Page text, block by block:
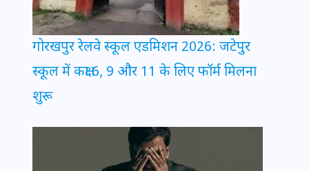
गोरखपुर रेलवे स्कूल एडमिशन 2026: जटेपुर
स्कूल में कक्षा 6, 9 और 11 के लिए फॉर्म मिलना
शुरू